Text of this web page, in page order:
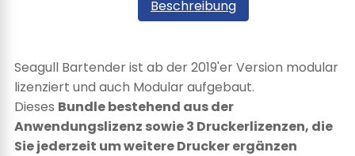
Beschreibung
Seagull Bartender ist ab der 2019'er Version modular
lizenziert und auch Modular aufgebaut.
Dieses Bundle bestehend aus der
Anwendungslizenz sowie 3 Druckerlizenzen, die
Sie jederzeit um weitere Drucker ergänzen